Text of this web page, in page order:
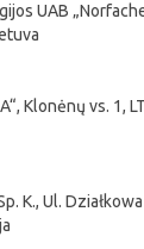
UAB
Klonėnų vs. 1,
K., Ul.